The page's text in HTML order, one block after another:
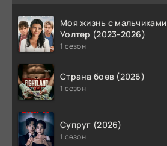
Моя жизнь с мальчиками
Уолтер (2023-2026)
1 сезон
Страна боев (2026)
1 сезон
Супруг (2026)
1 сезон